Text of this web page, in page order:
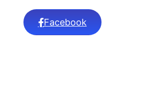
Facebook